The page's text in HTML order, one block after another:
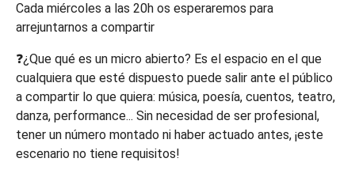
Cada miércoles a las 20h os esperaremos para
arrejuntarnos a compartir
❓¿Que qué es un micro abierto? Es el espacio en el que
cualquiera que esté dispuesto puede salir ante el público
a compartir lo que quiera: música, poesía, cuentos, teatro,
danza, performance... Sin necesidad de ser profesional,
tener un número montado ni haber actuado antes, ¡este
escenario no tiene requisitos!